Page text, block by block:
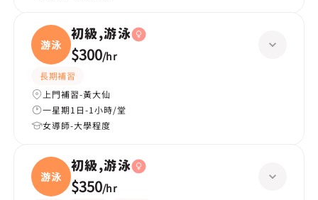
游泳
初級,游泳
$300/hr
長期補習
上門補習-黃大仙
一星期1日-1小時/堂
女導師-大學程度
游泳
初級,游泳
$350/hr